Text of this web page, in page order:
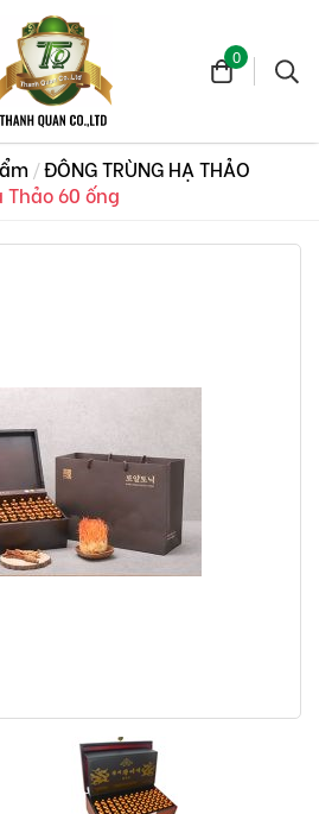
0
ĐÔNG TRÙNG HẠ THẢO
Thảo 60 ống